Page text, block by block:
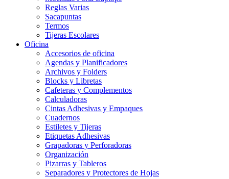
Reglas Varias
Sacapuntas
Termos
Tijeras Escolares
Oficina
Accesorios de oficina
Agendas y Planificadores
Archivos y Folders
Blocks y Libretas
Cafeteras y Complementos
Calculadoras
Cintas Adhesivas y Empaques
Cuadernos
Estiletes y Tijeras
Etiquetas Adhesivas
Grapadoras y Perforadoras
Organización
Pizarras y Tableros
Separadores y Protectores de Hojas